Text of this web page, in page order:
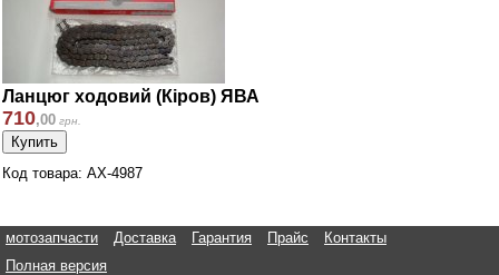
Ланцюг ходовий (Кіров) ЯВА
710,00 грн.
Код товара: АХ-4987
мотозапчасти Доставка Гарантия Прайс
Контакты
Полная версия